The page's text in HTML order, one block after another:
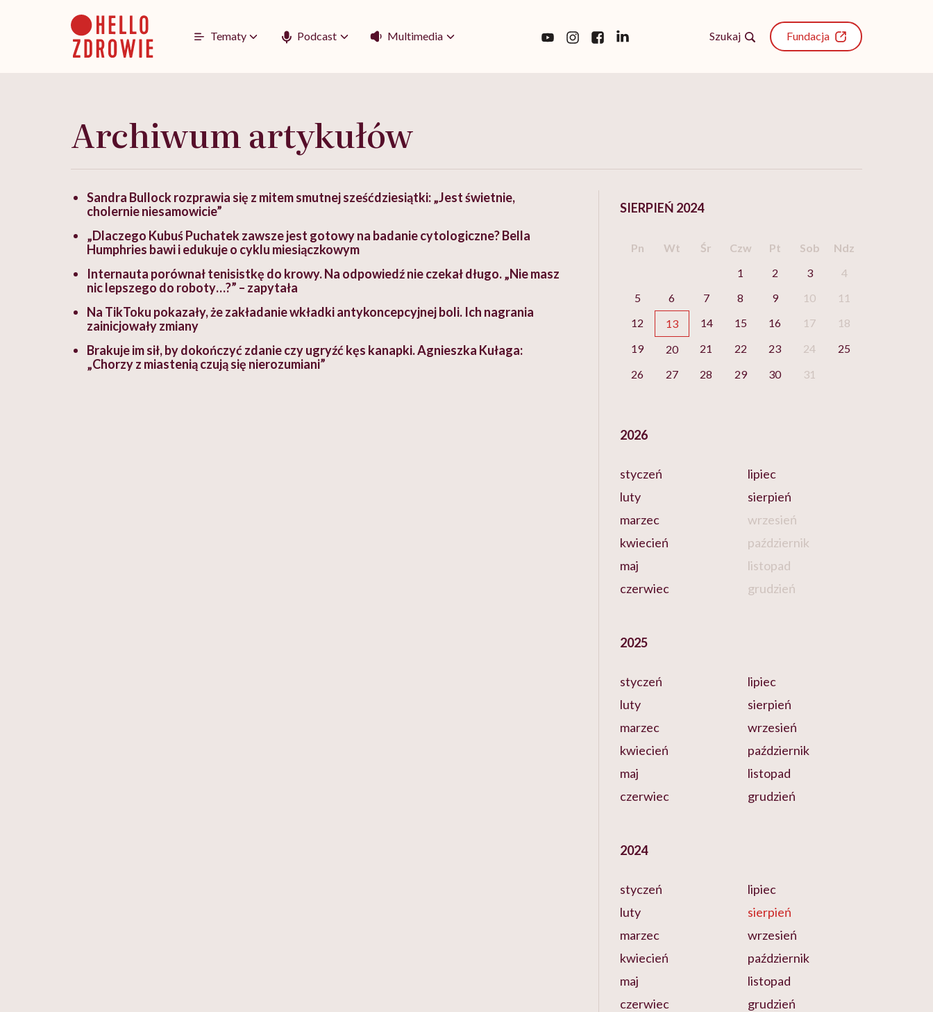
Tematy Podcast Multimedia Szukaj Fundacja
Archiwum artykułów
Sandra Bullock rozprawia się z mitem smutnej sześćdziesiątki: „Jest świetnie,
cholernie niesamowicie”
„Dlaczego Kubuś Puchatek zawsze jest gotowy na badanie cytologiczne? Bella
Humphries bawi i edukuje o cyklu miesiączkowym
Internauta porównał tenisistkę do krowy. Na odpowiedź nie czekał długo. „Nie masz
nic lepszego do roboty…?” – zapytała
Na TikToku pokazały, że zakładanie wkładki antykoncepcyjnej boli. Ich nagrania
zainicjowały zmiany
Brakuje im sił, by dokończyć zdanie czy ugryźć kęs kanapki. Agnieszka Kułaga:
„Chorzy z miastenią czują się nierozumiani”
SIERPIEŃ 2024
Pn Wt Śr Czw Pt Sob
Ndz
1
2 3
4
5
6 7 8 9 10
11
12
13 14 15 16 17
18
19
20 21 22 23 24
25
26
27 28 29 30 31
2026
styczeń
luty
marzec
kwiecień
maj
czerwiec
lipiec
sierpień
wrzesień
październik
listopad
grudzień
2025
styczeń
luty
marzec
kwiecień
maj
czerwiec
lipiec
sierpień
wrzesień
październik
listopad
grudzień
2024
styczeń
luty
marzec
kwiecień
maj
czerwiec
lipiec
sierpień
wrzesień
październik
listopad
grudzień